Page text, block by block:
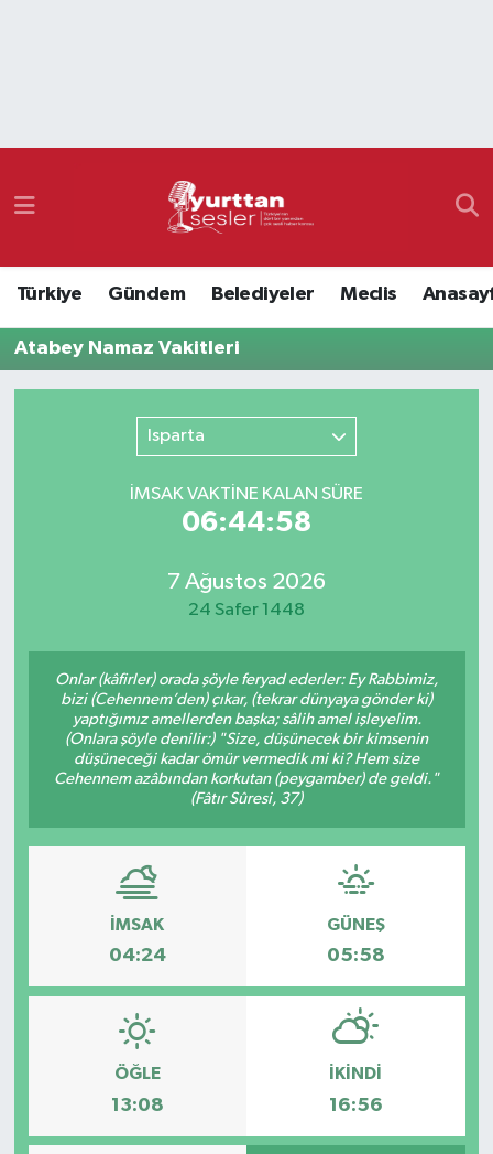
Türkiye Gündem Belediyeler Meclis
Atabey Namaz Vakitleri
Isparta
İMSAK VAKTİNE KALAN SÜRE
06:44:58
7 Ağustos 2026
24 Safer 1448
Onlar (kâfirler) orada şöyle feryad ederler: Ey Rabbimiz,
bizi (Cehennem’den) çıkar, (tekrar dünyaya gönder ki)
yaptığımız amellerden başka; sâlih amel işleyelim.
(Onlara şöyle denilir:) "Size, düşünecek bir kimsenin
düşüneceği kadar ömür vermedik mi ki? Hem size
Cehennem azâbından korkutan (peygamber) de geldi."
(Fâtır Sûresi, 37)
İMSAK
04:24
GÜNEŞ
05:58
ÖĞLE
13:08
İKINDI
16:56
Namaz Vakitleri
Süper Lig Puan Durumu ve Fikstür
Son Dakika Haberleri